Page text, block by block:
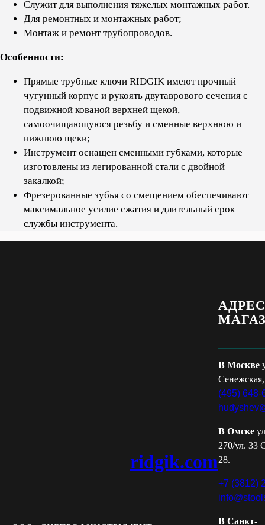
Служит для выполнения тяжелых монтажных работ.
Для ремонтных и монтажных работ;
Монтаж и ремонт трубопроводов.
Особенности:
Прямые трубные ключи RIDGIK имеют прочный
чугунный корпус и рукоять двутаврового сечения с
подвижной кованой верхней щекой,
самоочищающуюся резьбу и сменные верхнюю и
нижнюю щеки;
Инструмент оснащен сменными губками, которые
изготовлены из легированной стали с двойной
закалкой;
Фрезерованные зубья со смещением обеспечивают
максимальное усилие сжатия и длительный срок
службы инструмента.
ridgik.com
В Москве
(495) 648-
В Омске
270/ул. 33
28.
+7 (3812)
В Санкт-